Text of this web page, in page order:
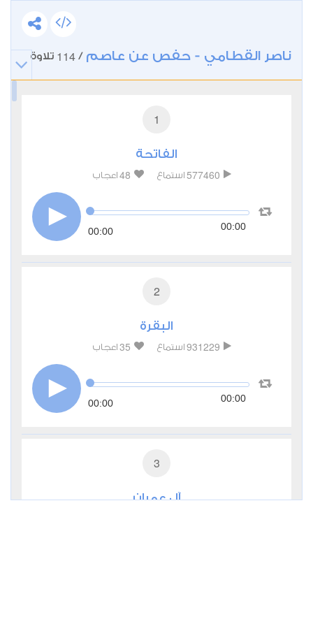
ناصر القطامي - حفص عن عاصم /
114 تلاوة
1
الفاتحة
577460 استماع 48 اعجاب
00:00 00:00
2
البقرة
931229 استماع 35 اعجاب
00:00 00:00
3
آل عمران